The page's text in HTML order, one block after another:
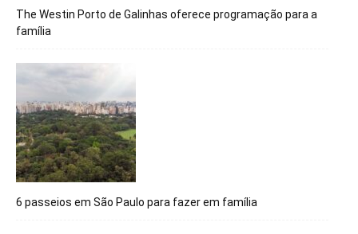
The Westin Porto de Galinhas oferece programação para a
família
6 passeios em São Paulo para fazer em família